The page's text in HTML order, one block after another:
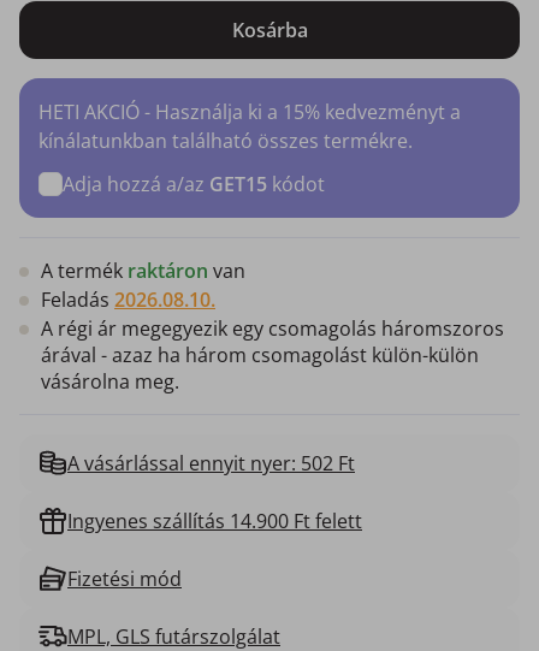
Kosárba
HETI AKCIÓ - Használja ki a 15% kedvezményt a
kínálatunkban található összes termékre.
Adja hozzá a/az GET15 kódot
A termék raktáron van
Feladás 2026.08.10.
A régi ár megegyezik egy csomagolás háromszoros
árával - azaz ha három csomagolást külön-külön
vásárolna meg.
A vásárlással ennyit nyer: 502 Ft
Ingyenes szállítás 14.900 Ft felett
Fizetési mód
MPL, GLS futárszolgálat